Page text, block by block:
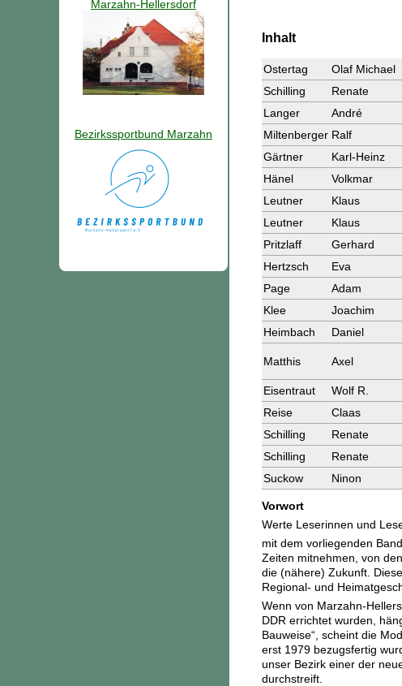
Inhalt
Ostertag Olaf Michael
Schilling
Renate
Langer
André
Miltenberger Ralf
Gärtner
Karl-Heinz
Hänel
Volkmar
Leutner
Klaus
Leutner
Klaus
Pritzlaff
Gerhard
Hertzsch
Eva
Page
Adam
Klee
Joachim
Heimbach
Daniel
Matthis Axel
Eisentraut Wolf R.
Reise
Claas
Schilling
Renate
Schilling
Renate
Suckow
Ninon
Vorwort
Werte Leserinnen und
mit dem vorliegenden
Zeiten mitnehmen, von
die (nähere) Zukunft.
Regional- und
Wenn von Marzahn-
DDR errichtet wurden,
Bauweise“, scheint die
erst 1979 bezugsfertig
unser Bezirk einer der
durchstreift.
Marzahn-Hellersdorf
Bezirkssportbund Marzahn